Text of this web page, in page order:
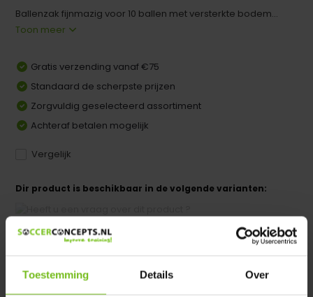
Toestemming Details Over
Ballenzak fijnmazig voor 10 ballen met versterkte bodem...
Toon meer
Gratis verzending vanaf €75
Standaard de scherpste prijzen
Zorgvuldig geselecteerd assortiment
Achteraf betalen mogelijk
Vergelijk
Dir product is beschikbaar in de volgende varianten:
We helpen u graag met meer informatie